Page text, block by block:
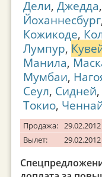
Дели, Джедда,
Йоханнесбург
Кожикоде,
Лумпур,
Манила,
Мумбаи,
Сеул, Сидней,
Токио,
Продажа:
Вылет: